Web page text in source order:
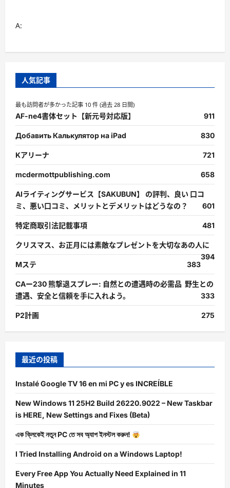
A:
人気記事
最も訪問者が多かった記事 10 件 (過去 28 日間)
AF-ne4書体セット【新元号対応版】 911
Добавить Калькулятор на iPad 830
Kアリーナ 721
mcdermottpublishing.com 658
AIライティングサービス【SAKUBUN】 の評判、良い 口コ
ミ、悪い口コミ、メリットとデメリットはどうなの？
601
特定商取引法記載事項 481
クリスマス、お正月には素敵なプレゼントを大切なあの人に
394
Mステ
383
CAー230 熊撃退スプレー: 自然との遭遇時の必需品 野生との
遭遇、安全と信頼を手に入れよう。
333
P2計画 275
最近の投稿
Instalé Google TV 16 en mi PC y es INCREÍBLE
New Windows 11 25H2 Build 26220.9022 – New Taskbar
is HERE, New Settings and Fixes (Beta)
এক ক্লিকেই নতুন PC তে সব অ্যাপ ইনস্টল করুন!
I Tried Installing Android on a Windows Laptop!
Every Free App You Actually Need Explained in 11
Minutes